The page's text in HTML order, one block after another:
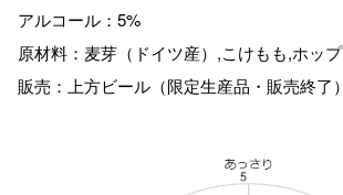
アルコール：5%
原材料：麦芽（ドイツ産）,こけもも,ホップ
販売：上方ビール（限定生産品・販売終了）